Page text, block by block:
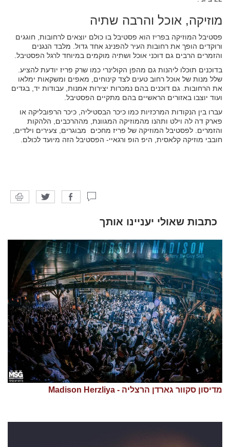
מוזיקה, אוכל והרבה שתיה
פסטיבל המוזיקה בפריז הוא פסטיבל בו כולם יוצאים לרחובות, חוגגים
ורוקדים הופך את רחובות העיר להפנינג אחד גדול. מלבד הנגנים
והזמרים הרבים גם דוכני אוכל ושתיה מוקמים במיוחד לרגל הפסטיבל.
בדוכנים תוכלו ליהנות גם מהפן הקולינרי כמו שרק פריז יודעת להציע.
שלל מנות של אוכל רחוב טעים לצד קינוחים, מאפים ומשקאות ימלאו
את הרחובות. גם דוכנים בהם נמכרות יצירות אמנות, עבודות יד, בגדים
ועוד יוצבו באזורים הראשיים בהם מתקיים הפסטיבל.
עברו בין הנקודות המרכזיות כמו כיכר הבסטיליה, כיכר הרפובליקה או
פארק דה לה וילט ותהנו מהמוזיקה המגוונת, מההרכבים, הלהקות
והזמרים. לפסטיבל המוזיקה של פריז מחכים מבוגרים, צעירים וילדים,
חובבי מוזיקה קלאסית, היפ הופ ורגאיי- הפסטיבל הזה מיועד לכולם.
כתבות שאולי יעניינו אותך
מדיסון סקוור גארדן הרצליה - Madison Herzliya